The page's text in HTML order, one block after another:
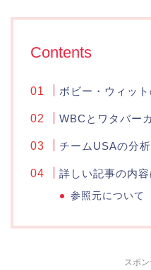
Contents
ボビー・ウィッ
WBCとワタバー
チームUSAの分
詳しい記事の内
参照元について
スポ